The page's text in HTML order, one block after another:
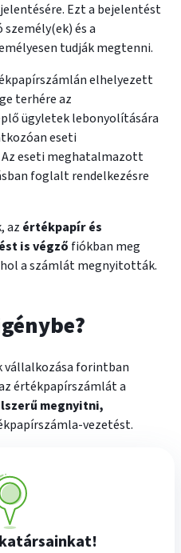
Ezt a bejelentést
és a
tudják megtenni.
elhelyezett
terhére az
ügyletek lebonyolítására
eseti
eseti meghatalmazott
foglalt rendelkezésre
az értékpapír és
is végző fiókban meg
a számlát megnyitották.
vállalkozása forintban
értékpapírszámlát a
megnyitni,
vezetést.